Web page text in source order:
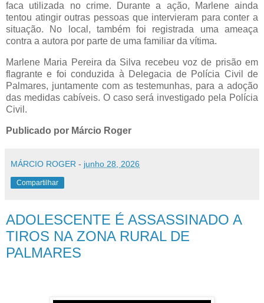
faca utilizada no crime. Durante a ação, Marlene ainda
tentou atingir outras pessoas que intervieram para conter a
situação. No local, também foi registrada uma ameaça
contra a autora por parte de uma familiar da vítima.
Marlene Maria Pereira da Silva recebeu voz de prisão em
flagrante e foi conduzida à Delegacia de Polícia Civil de
Palmares, juntamente com as testemunhas, para a adoção
das medidas cabíveis. O caso será investigado pela Polícia
Civil.
Publicado por Márcio Roger
MÁRCIO ROGER - junho 28, 2026
Compartilhar
ADOLESCENTE É ASSASSINADO A
TIROS NA ZONA RURAL DE
PALMARES